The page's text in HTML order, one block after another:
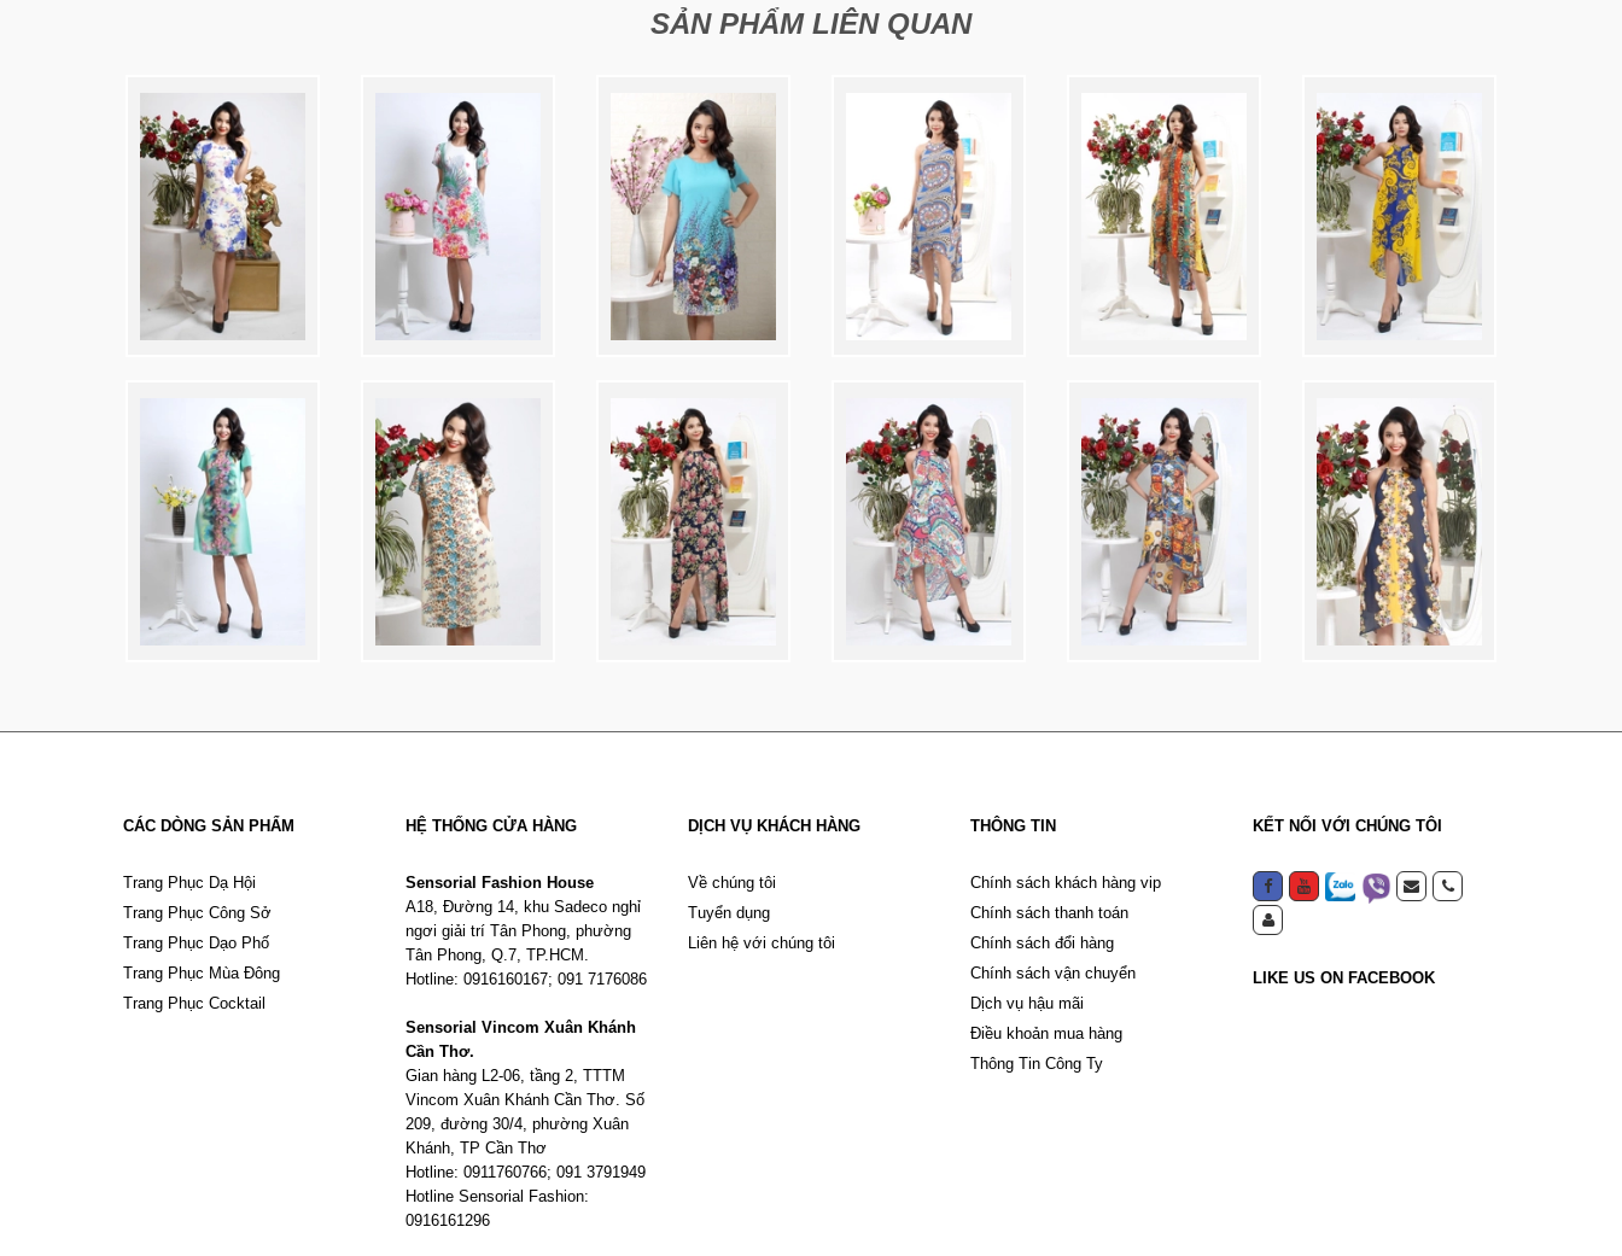
SẢN PHẨM LIÊN QUAN
CÁC DÒNG SẢN PHẨM
Trang Phục Dạ Hội
Trang Phục Công Sở
Trang Phục Dạo Phố
Trang Phục Mùa Đông
Trang Phục Cocktail
HỆ THỐNG CỬA HÀNG
Sensorial Fashion House
A18, Đường 14, khu Sadeco nghỉ
ngơi giải trí Tân Phong, phường
Tân Phong, Q.7, TP.HCM.
Hotline: 0916160167; 091 7176086
Sensorial Vincom Xuân Khánh
Cần Thơ.
Gian hàng L2-06, tầng 2, TTTM
Vincom Xuân Khánh Cần Thơ. Số
209, đường 30/4, phường Xuân
Khánh, TP Cần Thơ
Hotline: 0911760766; 091 3791949
Hotline Sensorial Fashion:
0916161296
DỊCH VỤ KHÁCH HÀNG
Về chúng tôi
Tuyển dụng
Liên hệ với chúng tôi
THÔNG TIN
Chính sách khách hàng vip
Chính sách thanh toán
Chính sách đổi hàng
Chính sách vận chuyển
Dịch vụ hậu mãi
Điều khoản mua hàng
Thông Tin Công Ty
KẾT NỐI VỚI CHÚNG TÔI
LIKE US ON FACEBOOK